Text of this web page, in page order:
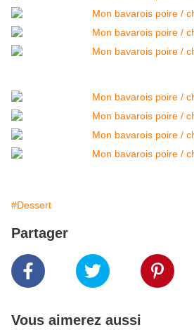
#Dessert
Partager
Vous aimerez aussi